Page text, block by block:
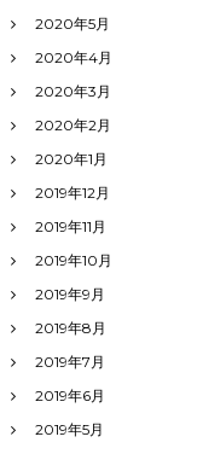
2020年5月
2020年4月
2020年3月
2020年2月
2020年1月
2019年12月
2019年11月
2019年10月
2019年9月
2019年8月
2019年7月
2019年6月
2019年5月